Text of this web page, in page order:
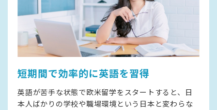
短期間で効率的に英語を習得
英語が苦手な状態で欧米留学をスタートすると、日
本人ばかりの学校や職場環境という日本と変わらな